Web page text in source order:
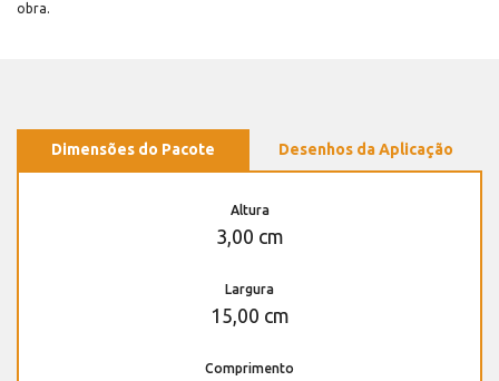
obra.
Dimensões do Pacote Desenhos da Aplicação
Altura
3,00 cm
Largura
15,00 cm
Comprimento